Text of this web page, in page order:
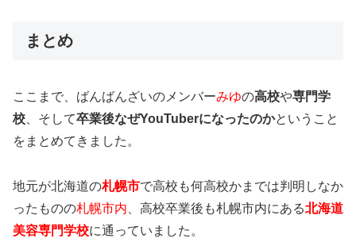
まとめ
ここまで、ばんばんざいのメンバーみゆの高校や専門学
校 、そして卒業後なぜYouTuberになったのかということ
をまとめてきました。
地元が北海道の札幌市で高校も何高校かまでは判明しなか
ったものの札幌市内 、高校卒業後も札幌市内にある北海道
美容専門学校に通っていました。